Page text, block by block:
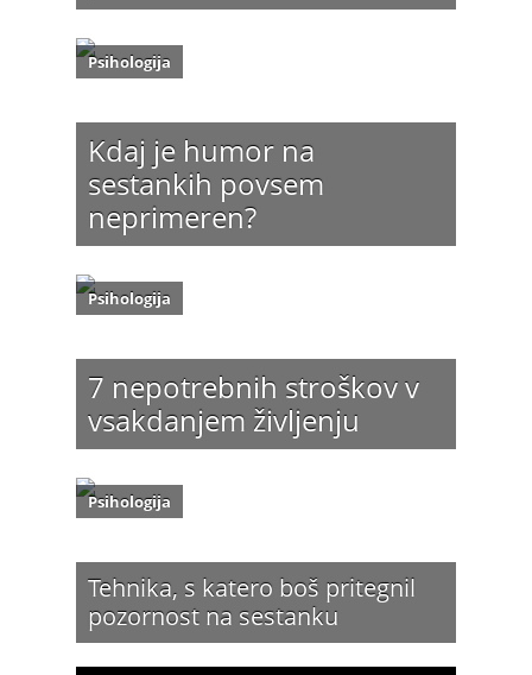
Kdaj je humor na
sestankih povsem
neprimeren?
Psihologija
7 nepotrebnih stroškov v
vsakdanjem življenju
Psihologija
Tehnika, s katero boš pritegnil
pozornost na sestanku
Psihologija